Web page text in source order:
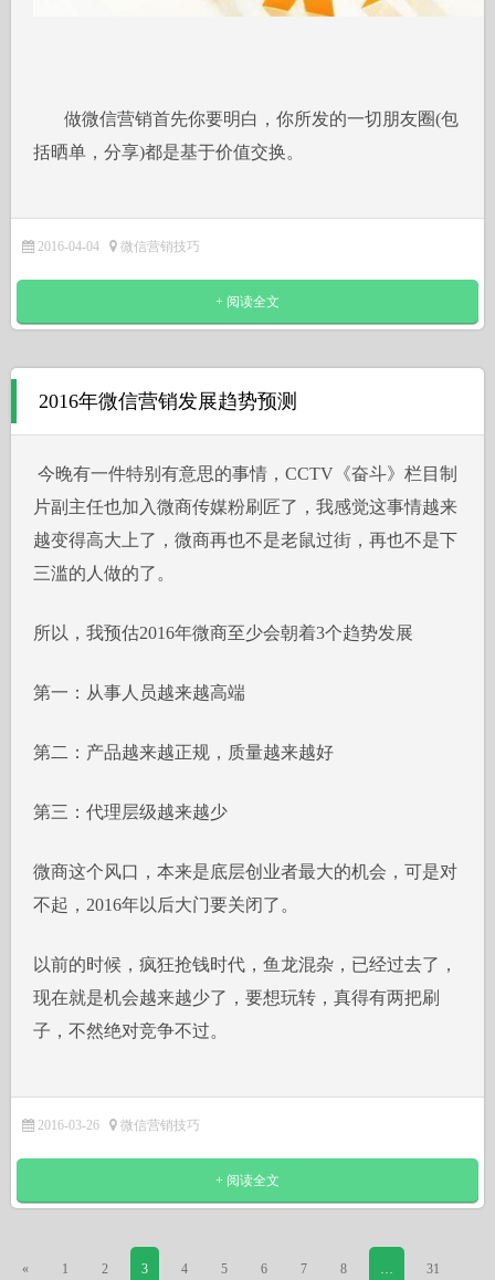
做微信营销首先你要明白，你所发的一切朋友圈(包
括晒单，分享)都是基于价值交换。
2016-04-04 微信营销技巧
+ 阅读全文
2016年微信营销发展趋势预测
今晚有一件特别有意思的事情，CCTV《奋斗》栏目制
片副主任也加入微商传媒粉刷匠了，我感觉这事情越来
越变得高大上了，微商再也不是老鼠过街，再也不是下
三滥的人做的了。
所以，我预估2016年微商至少会朝着3个趋势发展
第一：从事人员越来越高端
第二：产品越来越正规，质量越来越好
第三：代理层级越来越少
微商这个风口，本来是底层创业者最大的机会，可是对
不起，2016年以后大门要关闭了。
以前的时候，疯狂抢钱时代，鱼龙混杂，已经过去了，
现在就是机会越来越少了，要想玩转，真得有两把刷
子，不然绝对竞争不过。
2016-03-26 微信营销技巧
+ 阅读全文
« 1 2 3 4 5 6 7 8 … 31